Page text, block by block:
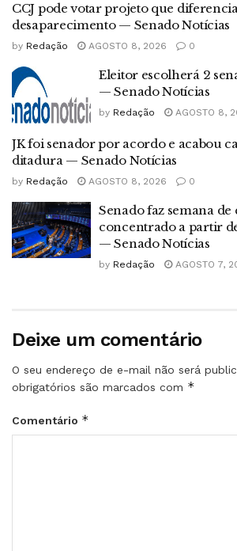
CCJ pode votar projeto que
desaparecimento — Senado Notícias
by Redação AGOSTO 8, 2026 0
Eleitor escolherá 2
— Senado Notícias
by Redação AGOSTO 8,
JK foi senador por acordo e acabou
ditadura — Senado Notícias
by Redação AGOSTO 8, 2026 0
Senado faz semana de
concentrado a partir
— Senado Notícias
by Redação AGOSTO 7,
Deixe um comentário
O seu endereço de e-mail não será
obrigatórios são marcados com *
Comentário *